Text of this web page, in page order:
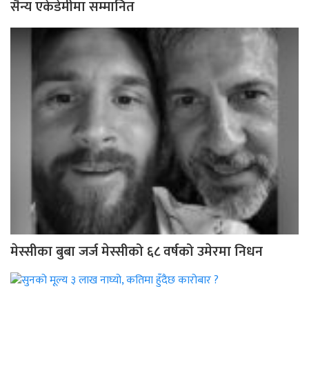
सैन्य एकेडेमीमा सम्मानित
मेस्सीका बुबा जर्ज मेस्सीको ६८ वर्षको उमेरमा निधन